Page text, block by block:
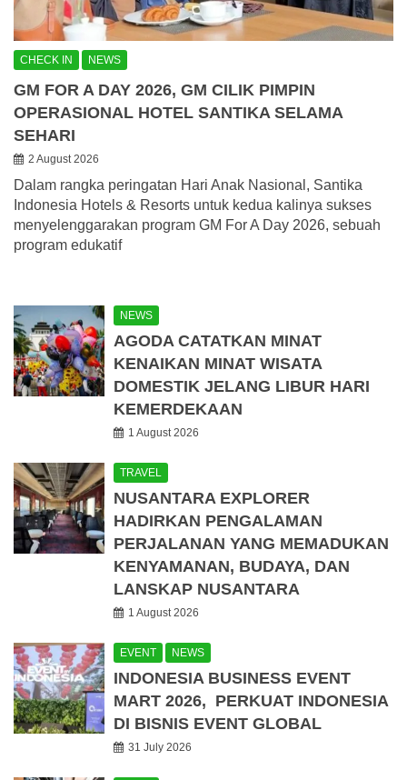
CHECK IN NEWS
GM FOR A DAY 2026, GM CILIK PIMPIN
OPERASIONAL HOTEL SANTIKA SELAMA
SEHARI
2 August 2026
Dalam rangka peringatan Hari Anak Nasional, Santika
Indonesia Hotels & Resorts untuk kedua kalinya sukses
menyelenggarakan program GM For A Day 2026, sebuah
program edukatif
NEWS
AGODA CATATKAN MINAT
KENAIKAN MINAT WISATA
DOMESTIK JELANG LIBUR HARI
KEMERDEKAAN
1 August 2026
TRAVEL
NUSANTARA EXPLORER
HADIRKAN PENGALAMAN
PERJALANAN YANG MEMADUKAN
KENYAMANAN, BUDAYA, DAN
LANSKAP NUSANTARA
1 August 2026
EVENT NEWS
INDONESIA BUSINESS EVENT
MART 2026, PERKUAT INDONESIA
DI BISNIS EVENT GLOBAL
31 July 2026